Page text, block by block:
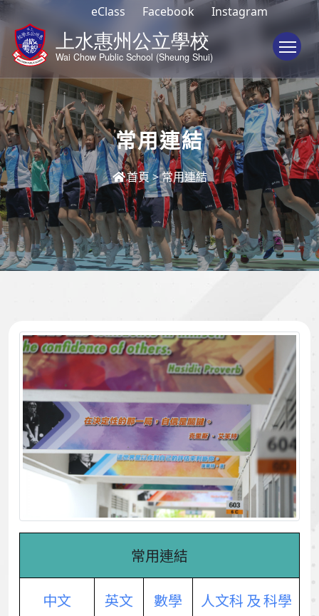
eClass Facebook Instagram
常用連結
首頁>常用連結
常用連結
中文 英文 數學
人文科 及 科學